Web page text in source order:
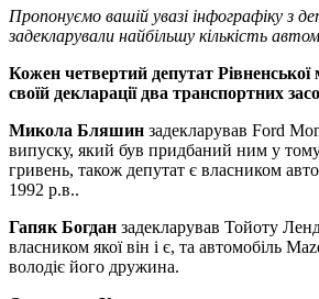
Пропонуємо вашій увазі інфографіку з
задекларували найбільшу кількість
Кожен четвертий депутат Рівненської
своїй декларації два транспортних
Микола Бляшин задекларував Ford
випуску, який був придбаний ним у тому
гривень, також депутат є власником
1992 р.в..
Гапяк Богдан задекларував Тойоту
власником якої він і є, та автомобіль
володіє його дружина.